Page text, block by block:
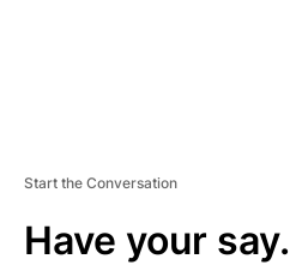
Start the Conversation
Have your say.